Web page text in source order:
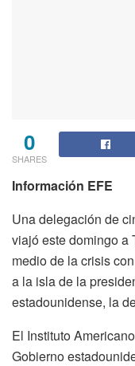
0
SHARES
Información EFE
Una delegación de
viajó este domingo a
medio de la crisis
a la isla de la
estadounidense, la
El Instituto
Gobierno